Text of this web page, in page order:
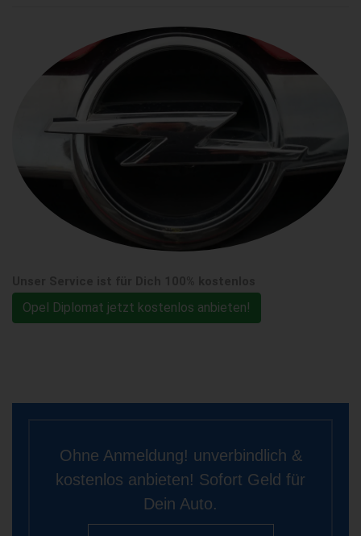
Opel Diplomat jetzt kostenlos anbieten!
Ohne Anmeldung! unverbindlich &
kostenlos anbieten! Sofort Geld für
Dein Auto.